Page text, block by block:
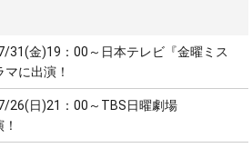
31(金)19：00～日本テレビ『金曜ミス
に出演！
26(日)21：00～TBS日曜劇場